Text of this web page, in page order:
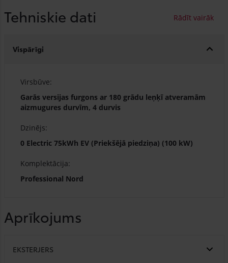
Tehniskie dati
Vispārīgi
Virsbūve:
Garās versijas furgons ar 180 grādu leņķī atveramām
aizmugures durvīm, 4 durvis
Dzinējs:
0 Electric 75kWh EV (Priekšējā piedziņa) (100 kW)
Komplektācija:
Professional Nord
Aprīkojums
EKSTERJERS